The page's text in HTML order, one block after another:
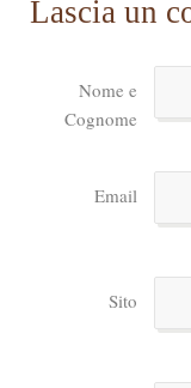
Lascia un
Nome e
Cognome
Email
Sito